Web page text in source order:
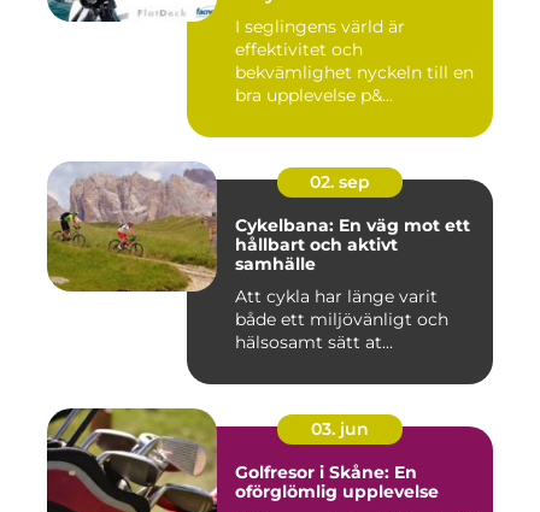
I seglingens värld är
effektivitet och
bekvämlighet nyckeln till en
bra upplevelse p&...
02. sep
Cykelbana: En väg mot ett
hållbart och aktivt
samhälle
Att cykla har länge varit
både ett miljövänligt och
hälsosamt sätt at...
03. jun
Golfresor i Skåne: En
oförglömlig upplevelse